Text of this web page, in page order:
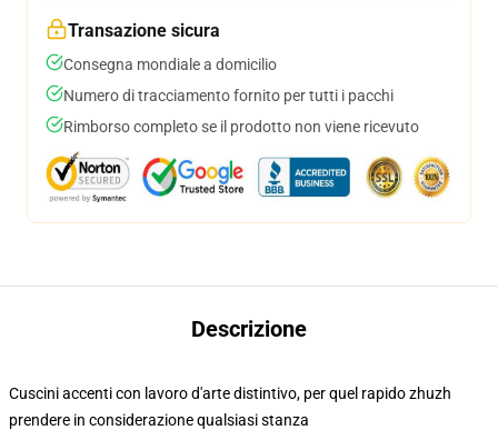
Transazione sicura
Consegna mondiale a domicilio
Numero di tracciamento fornito per tutti i pacchi
Rimborso completo se il prodotto non viene ricevuto
Descrizione
Cuscini accenti con lavoro d'arte distintivo, per quel rapido zhuzh
prendere in considerazione qualsiasi stanza